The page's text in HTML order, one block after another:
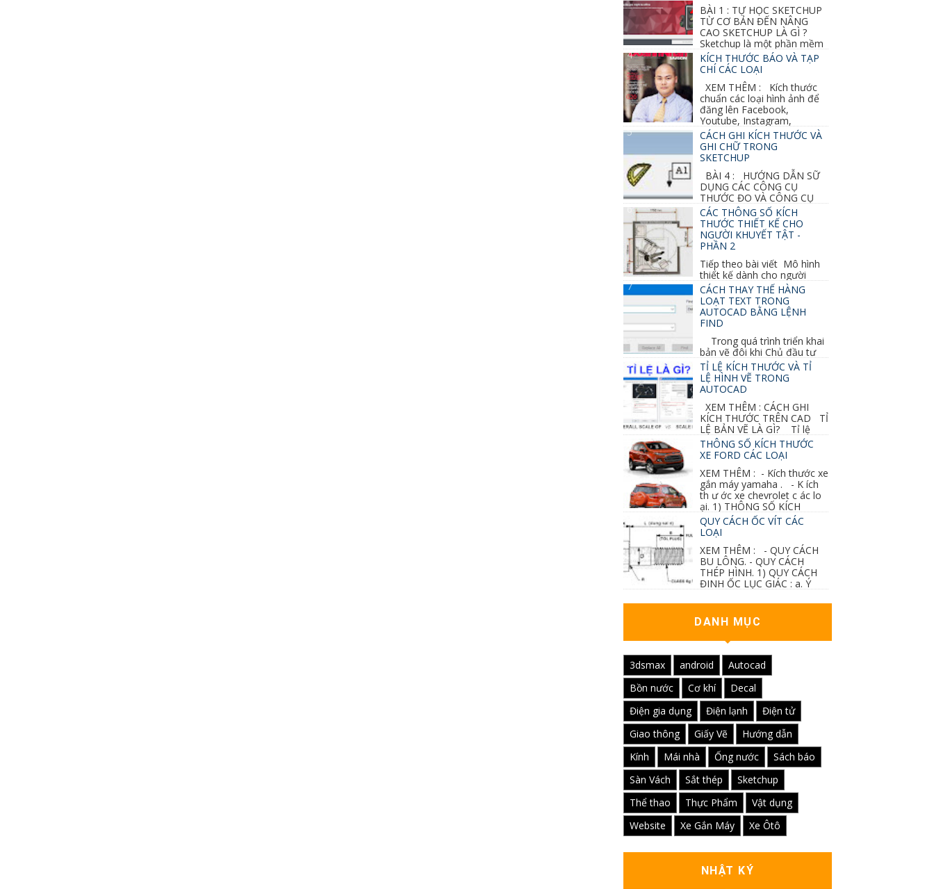
BÀI 1 : TỰ HỌC SKETCHUP
TỪ CƠ BẢN ĐẾN NÂNG
CAO SKETCHUP LÀ GÌ ?
Sketchup là một phần mềm
vẽ 3d của Google, nó khá dễ sữ...
KÍCH THƯỚC BÁO VÀ TẠP
CHÍ CÁC LOẠI
XEM THÊM : Kích thước
chuẩn các loại hình ảnh để
đăng lên Facebook,
Youtube, Instagram,
Linkedin, Pinterest...CÁCH GHI KÍCH THƯỚC VÀ
GHI CHỮ TRONG
SKETCHUP
BÀI 4 : HƯỚNG DẪN SỮ
DỤNG CÁC CÔNG CỤ
THƯỚC ĐO VÀ CÔNG CỤ
GHI CHỮ 2D, 3D TRONG SKETCHUP Ở bài
học trước ta đã...
CÁC THÔNG SỐ KÍCH
THƯỚC THIẾT KẾ CHO
NGƯỜI KHUYẾT TẬT -
PHẦN 2
Tiếp theo bài viết Mô hình
thiết kế dành cho người
khuyết tật ở phần 1 chúng ta cùng tìm hiểu
thêm các vấn đề và...
CÁCH THAY THẾ HÀNG
LOẠT TEXT TRONG
AUTOCAD BẰNG LỆNH
FIND
Trong quá trình triển khai
bản vẽ đôi khi Chủ đầu tư
thay đổi thiết kế hoặc do bản vẽ mình ghi chú
sai mục nào đó...
TỈ LỆ KÍCH THƯỚC VÀ TỈ
LỆ HÌNH VẼ TRONG
AUTOCAD
XEM THÊM : CÁCH GHI
KÍCH THƯỚC TRÊN CAD TỈ
LỆ BẢN VẼ LÀ GÌ? Tỉ lệ
của hình vẽ trong bản vẽ thiết kế kiến trúc...
THÔNG SỐ KÍCH THƯỚC
XE FORD CÁC LOẠI
XEM THÊM : - Kích thước xe
gắn máy yamaha . - K ích
th ư ớc xe chevrolet c ác lo
ại. 1) THÔNG SỐ KÍCH
QUY CÁCH ỐC VÍT CÁC
LOẠI
XEM THÊM : - QUY CÁCH
BU LÔNG. - QUY CÁCH
THÉP HÌNH. 1) QUY CÁCH
ĐINH ỐC LỤC GIÁC : a. Ý
DANH MỤC
3dsmax android
Autocad
Bồn nước
Cơ khí
Decal
Điện gia dụng
Điện lạnh
Điện tử
Giao thông
Giấy Vẽ
Hướng dẫn
Kính
Mái nhà Ống nước
Sách báo
Sàn Vách
Sắt thép
Sketchup
Thể thao
Thực Phẩm
Vật dụng
Website
Xe Gắn Máy Xe Ôtô
NHẬT KÝ